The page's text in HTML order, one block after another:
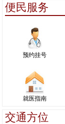
便民服务
预约挂号
就医指南
交通方位